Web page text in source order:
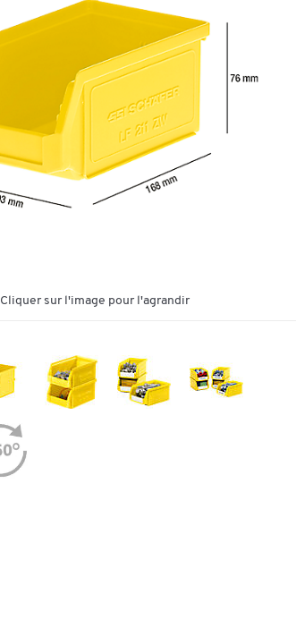
Cliquer sur l'image pour l'agrandir